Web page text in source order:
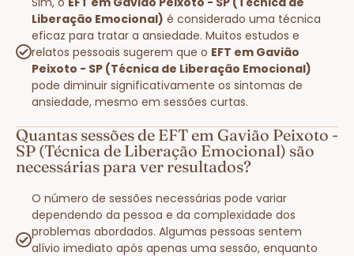
Liberação Emocional) é considerado uma técnica
eficaz para tratar a ansiedade. Muitos estudos e
relatos pessoais sugerem que o EFT em Gavião
Peixoto - SP (Técnica de Liberação Emocional)
pode diminuir significativamente os sintomas de
ansiedade, mesmo em sessões curtas.
Quantas sessões de EFT em Gavião Peixoto -
SP (Técnica de Liberação Emocional) são
necessárias para ver resultados?
O número de sessões necessárias pode variar
dependendo da pessoa e da complexidade dos
problemas abordados. Algumas pessoas sentem
alívio imediato após apenas uma sessão, enquanto